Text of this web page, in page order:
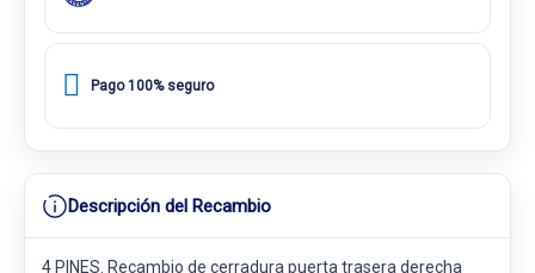
Pago 100% seguro
Descripción del Recambio
4 PINES. Recambio de cerradura puerta trasera derecha